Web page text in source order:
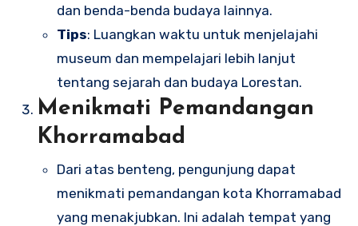
dan benda-benda budaya lainnya.
Tips: Luangkan waktu untuk menjelajahi
museum dan mempelajari lebih lanjut
tentang sejarah dan budaya Lorestan.
Menikmati Pemandangan
Khorramabad
Dari atas benteng, pengunjung dapat
menikmati pemandangan kota Khorramabad
yang menakjubkan. Ini adalah tempat yang